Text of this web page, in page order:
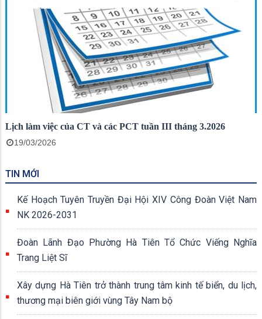
Lịch làm việc của CT và các PCT tuần III tháng 3.2026
19/03/2026
TIN MỚI
Kế Hoạch Tuyên Truyền Đại Hội XIV Công Đoàn Việt Nam
NK 2026-2031
Đoàn Lãnh Đạo Phường Hà Tiên Tổ Chức Viếng Nghĩa
Trang Liệt Sĩ
Xây dựng Hà Tiên trở thành trung tâm kinh tế biển, du lịch,
thương mại biên giới vùng Tây Nam bộ